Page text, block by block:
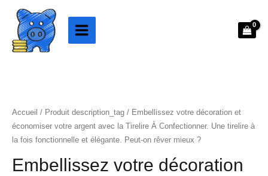
contenu
Accueil / Produit description_tag / Embellissez votre décoration et
économiser votre argent avec la Tirelire À Confectionner. Une tirelire à
la fois fonctionnelle et élégante. Peut-on rêver mieux ?
Embellissez votre décoration